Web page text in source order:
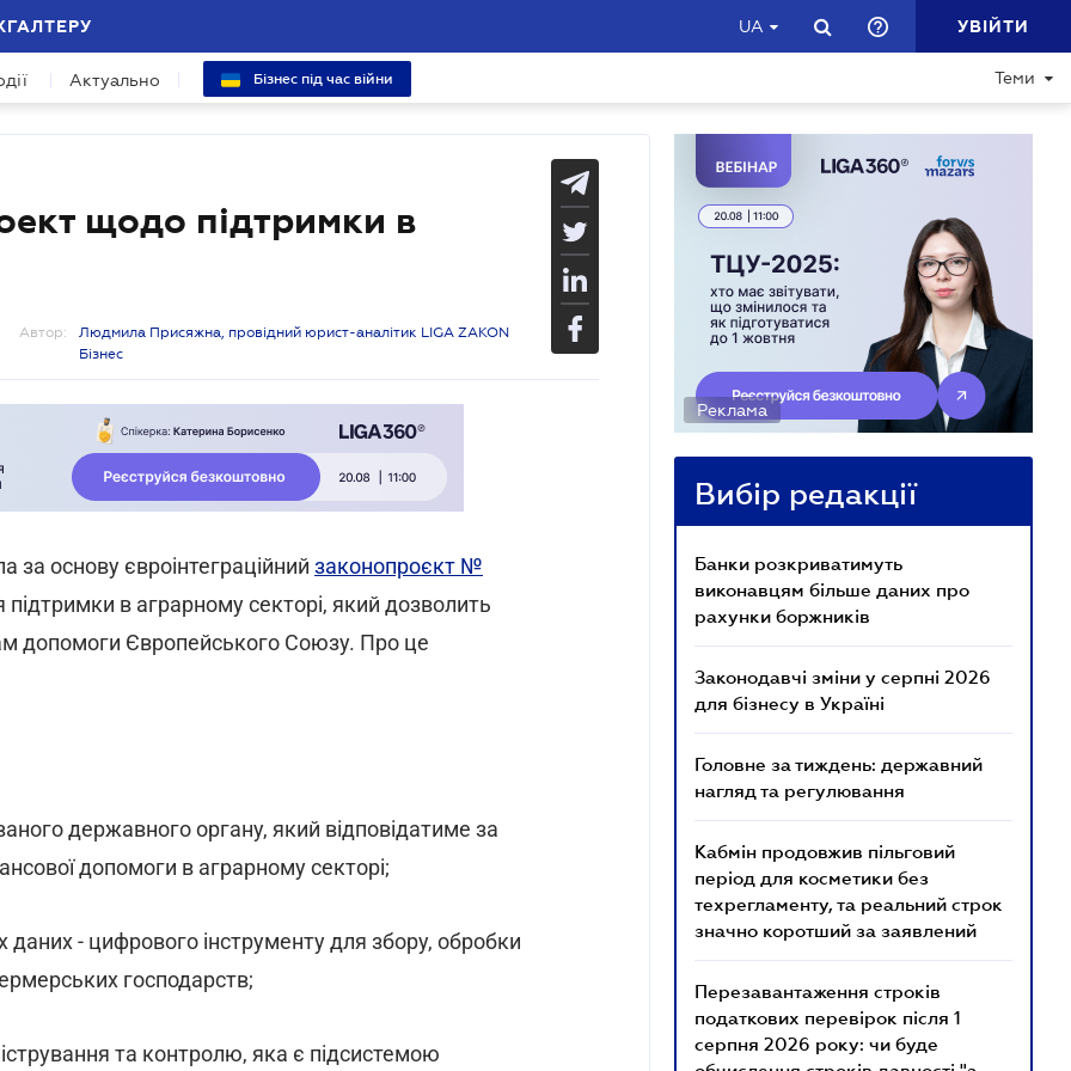
UA УВІЙТИ
Актуально Бізнес під час війни Теми
щодо підтримки в
Автор:
Людмила Присяжна, провідний юрист-аналітик LIGA ZAKON
Бізнес
за основу євроінтеграційний законопроєкт №
в аграрному секторі, який дозволить
допомоги Європейського Союзу. Про це
державного органу, який відповідатиме за
допомоги в аграрному секторі;
- цифрового інструменту для збору, обробки
господарств;
та контролю, яка є підсистемою
Реклама
Вибір редакції
Банки розкриватимуть
виконавцям більше даних про
рахунки боржників
Законодавчі зміни у серпні 2026
для бізнесу в Україні
Головне за тиждень: державний
нагляд та регулювання
Кабмін продовжив пільговий
період для косметики без
техрегламенту, та реальний строк
значно коротший за заявлений
Перезавантаження строків
податкових перевірок після 1
серпня 2026 року: чи буде